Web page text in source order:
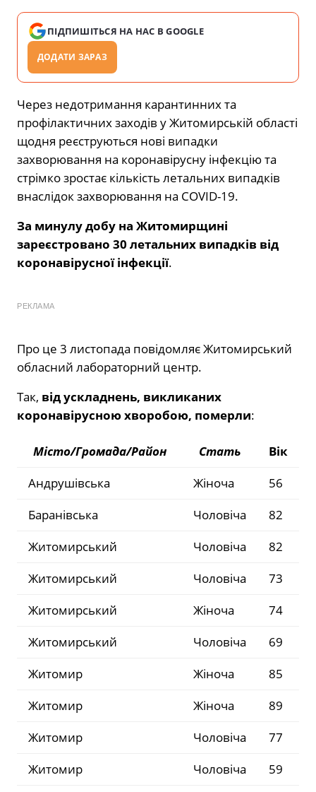
ПІДПИШІТЬСЯ НА НАС В GOOGLE
ДОДАТИ ЗАРАЗ
Через недотримання карантинних та
профілактичних заходів у Житомирській області
щодня реєструються нові випадки
захворювання на коронавірусну інфекцію та
стрімко зростає кількість летальних випадків
внаслідок захворювання на COVID-19.
За минулу добу на Житомирщині
зареєстровано 30 летальних випадків від
коронавірусної інфекції.
РЕКЛАМА
Про це 3 листопада повідомляє Житомирський
обласний лабораторний центр.
Так, від ускладнень, викликаних
коронавірусною хворобою, померли:
Місто/Громада/Район Стать
Вік
Андрушівська
Жіноча
56
Баранівська
Чоловіча
82
Житомирський
Чоловіча
82
Житомирський
Чоловіча
73
Житомирський
Жіноча
74
Житомирський
Чоловіча
69
Житомир
Жіноча
85
Житомир
Жіноча
89
Житомир
Чоловіча
77
Житомир
Чоловіча
59